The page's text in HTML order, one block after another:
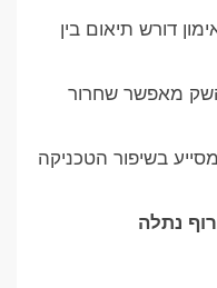
דורש תיאום בין
מאפשר שחרור
בשיפור הטכניקה
נתלה